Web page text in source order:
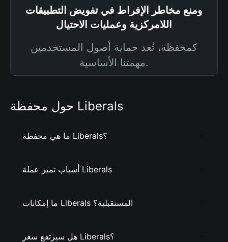
ومنع مخاطر الإفراط في تفويض التطبيقات
اللامركزية وعمليات الاحتيال
كمحفظة، تُعد حماية أصول المستخدمين
مهمتنا الأساسية.
حول محفظة Liberals
ما هي محفظة Liberals؟
أسباب تميز عملة Liberals
ما إمكانات Liberals المستقبلية؟
هل سيرتفع سعر Liberals؟